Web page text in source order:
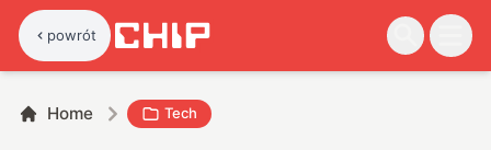
powrót
Home Tech